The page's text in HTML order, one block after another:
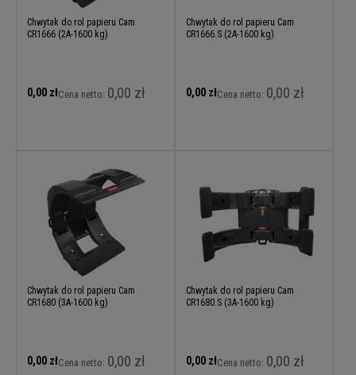
Chwytak do rol papieru Cam
CR1666 (2A-1600 kg)
0,00 złCena netto: 0,00 zł
Chwytak do rol papieru Cam
CR1666.S (2A-1600 kg)
0,00 złCena netto: 0,00 zł
Chwytak do rol papieru Cam
CR1680 (3A-1600 kg)
0,00 złCena netto: 0,00 zł
Chwytak do rol papieru Cam
CR1680.S (3A-1600 kg)
0,00 złCena netto: 0,00 zł